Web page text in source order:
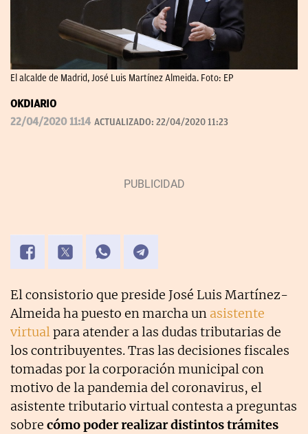
El alcalde de Madrid, José Luis Martínez Almeida. Foto: EP
OKDIARIO
22/04/2020 11:14 ACTUALIZADO: 22/04/2020 11:23
El consistorio que preside José Luis Martínez-
Almeida ha puesto en marcha un asistente
virtualpara atender a las dudas tributarias de
los contribuyentes. Tras las decisiones fiscales
tomadas por la corporación municipal con
motivo de la pandemia del coronavirus, el
asistente tributario virtual contesta a preguntas
sobre cómo poder realizar distintos trámites